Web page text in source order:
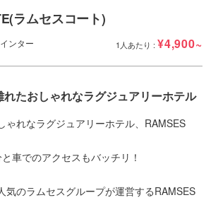
ラムセスコート)
ンター 1人あたり :¥4,900~
れたおしゃれなラグジュアリーホテル
ゃれなラグジュアリーホテル、RAMSES
車でのアクセスもバッチリ！
気のラムセスグループが運営するRAMSES